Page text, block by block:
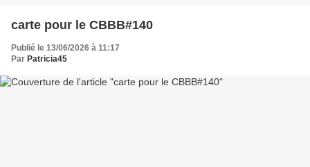
carte pour le CBBB#140
Publié le 13/06/2026 à 11:17
Par Patricia45